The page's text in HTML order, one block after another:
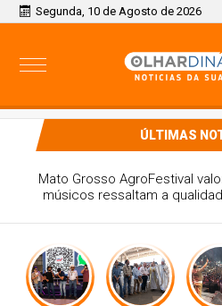
Segunda, 10 de Agosto de 2026
ÚLTIMAS
Missa campal reúne
fé no Mato Grosso